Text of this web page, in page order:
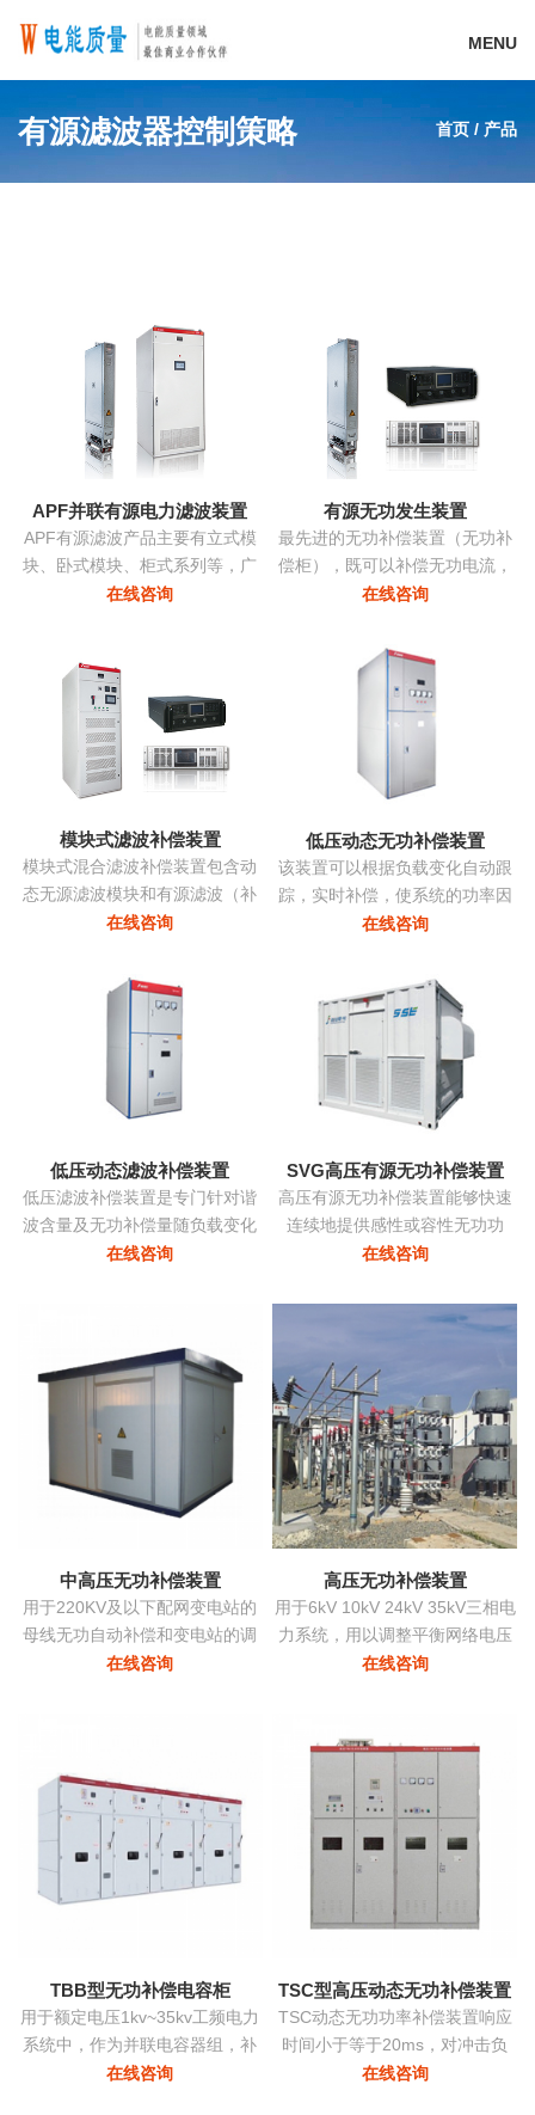
MENU
首页 / 产品
有源滤波器控制策略
APF并联有源电力滤波装置
APF有源滤波产品主要有立式模
块、卧式模块、柜式系列等，广
泛应用多种负载产生的谐波。
在线咨询
有源无功发生装置
最先进的无功补偿装置（无功补
偿柜），既可以补偿无功电流，
亦可补偿谐波电流，改善三相不
制系统振荡...
在线咨询
模块式滤波补偿装置
模块式混合滤波补偿装置包含动
态无源滤波模块和有源滤波（补
偿）模块两部分，共同承担无功
分和无源部分均由同一控制器控
制。无源部分包括多组单调谐支
路，主要动态调节无功并抑制特
征次谐波电流。有源滤波模块动
偿...
在线咨询
低压动态无功补偿装置
该装置可以根据负载变化自动跟
踪，实时补偿，使系统的功率因
数始终保持在最佳点，同时采用
合，组装维护极为方便且可以进
行随意的扩展，性价比非常高...
在线咨询
低压动态滤波补偿装置
低压滤波补偿装置是专门针对谐
波含量及无功补偿量随负载变化
的负载而设计，该装置根据负载
最佳点...
在线咨询
SVG高压有源无功补偿装置
高压有源无功补偿装置能够快速
连续地提供感性或容性无功功
率，实现考核点的恒定无功、恒
定、高效、优质地运行。在配电
网中将中小容量的ZRSVG装置安
装在某些特殊（如电弧炉）负荷
附近，可克服负荷三相不平衡、
提高功率因数、消除电压闪变和
电压波动、抑制谐波污染等并显
著改善电能质量...
在线咨询
中高压无功补偿装置
用于220KV及以下配网变电站的
母线无功自动补偿和变电站的调
压
在线咨询
高压无功补偿装置
用于6kV 10kV 24kV 35kV三相电
力系统，用以调整平衡网络电压
提高功率因数降低损耗提高供电
在线咨询
TBB型无功补偿电容柜
用于额定电压1kv~35kv工频电力
系统中，作为并联电容器组，补
偿系统中的感性无功，用以提高
在线咨询
TSC型高压动态无功补偿装置
TSC动态无功功率补偿装置响应
时间小于等于20ms，对冲击负
荷、时变负荷能够实时监测、动
在线咨询